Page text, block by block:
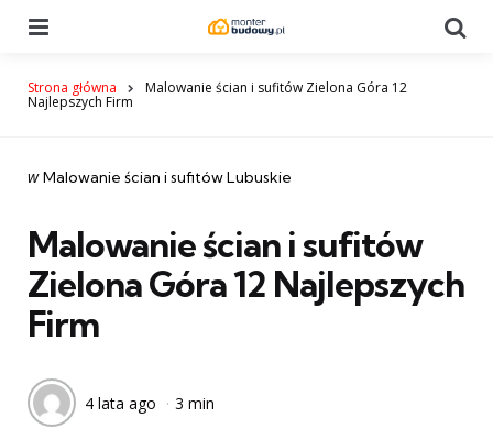
Strona główna Malowanie ścian i sufitów Zielona Góra 12
Najlepszych Firm
Categories
post
w Malowanie ścian i sufitów Lubuskie
Malowanie ścian i sufitów
Zielona Góra 12 Najlepszych
Firm
4 lata ago 3 min